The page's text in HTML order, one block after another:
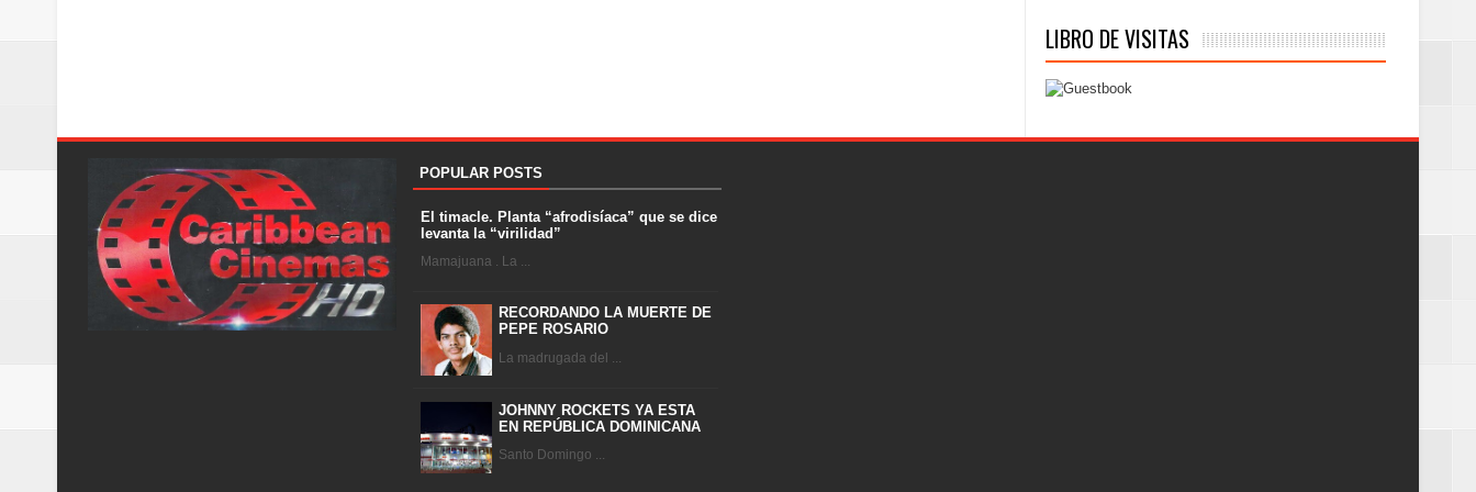
LIBRO DE VISITAS
POPULAR POSTS
El timacle. Planta “afrodisíaca” que se dice
levanta la “virilidad”
Mamajuana . La ...
RECORDANDO LA MUERTE DE
PEPE ROSARIO
La madrugada del ...
JOHNNY ROCKETS YA ESTA
EN REPÚBLICA DOMINICANA
Santo Domingo ...